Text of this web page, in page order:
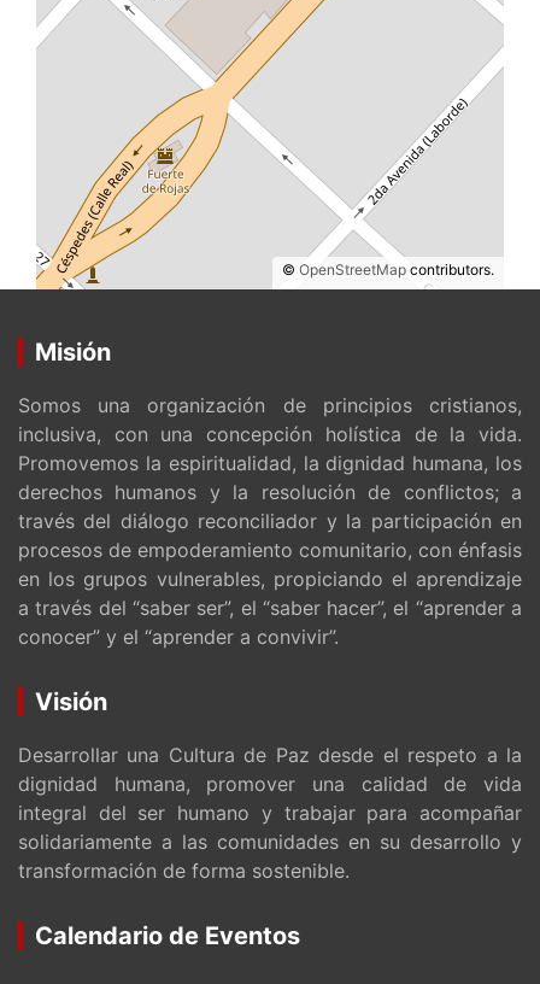
© OpenStreetMap contributors.
Misión
Somos una organización de principios cristianos,
inclusiva, con una concepción holística de la vida.
Promovemos la espiritualidad, la dignidad humana, los
derechos humanos y la resolución de conflictos; a
través del diálogo reconciliador y la participación en
procesos de empoderamiento comunitario, con énfasis
en los grupos vulnerables, propiciando el aprendizaje
a través del “saber ser”, el “saber hacer”, el “aprender a
conocer” y el “aprender a convivir”.
Visión
Desarrollar una Cultura de Paz desde el respeto a la
dignidad humana, promover una calidad de vida
integral del ser humano y trabajar para acompañar
solidariamente a las comunidades en su desarrollo y
transformación de forma sostenible.
Calendario de Eventos